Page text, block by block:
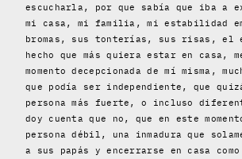
escucharla, por que sabía que iba a
mi casa, mi familia, mi estabilidad
bromas, sus tonterías, sus risas, el
hecho que más quiera estar en casa,
momento decepcionada de mí misma,
que podía ser independiente, que
persona más fuerte, o incluso
doy cuenta que no, que en este
persona débil, una inmadura que
a sus papás y encerrarse en casa